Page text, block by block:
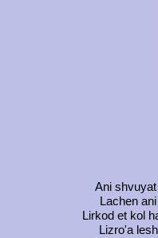
Ani
Lachen
Lirkod et kol
Lizro'a